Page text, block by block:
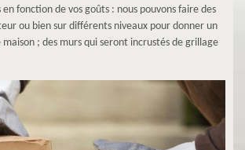
fonction de vos goûts : nous pouvons faire des
ou bien sur différents niveaux pour donner un
; des murs qui seront incrustés de grillage